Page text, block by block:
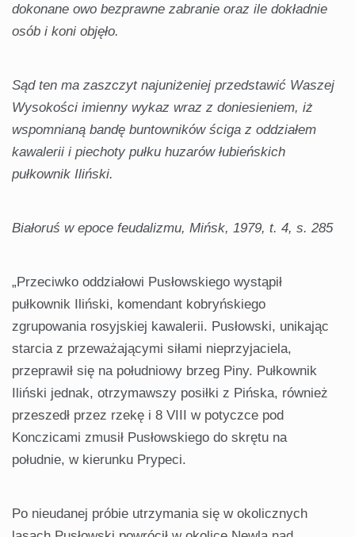
dokonane owo bezprawne zabranie oraz ile dokładnie
osób i koni objęło.
Sąd ten ma zaszczyt najuniżeniej przedstawić Waszej
Wysokości imienny wykaz wraz z doniesieniem, iż
wspomnianą bandę buntowników ściga z oddziałem
kawalerii i piechoty pułku huzarów łubieńskich
pułkownik Iliński.
Białoruś w epoce feudalizmu, Mińsk, 1979, t. 4, s. 285
„Przeciwko oddziałowi Pusłowskiego wystąpił
pułkownik Iliński, komendant kobryńskiego
zgrupowania rosyjskiej kawalerii. Pusłowski, unikając
starcia z przeważającymi siłami nieprzyjaciela,
przeprawił się na południowy brzeg Piny. Pułkownik
Iliński jednak, otrzymawszy posiłki z Pińska, również
przeszedł przez rzekę i 8 VIII w potyczce pod
Konczicami zmusił Pusłowskiego do skrętu na
południe, w kierunku Prypeci.
Po nieudanej próbie utrzymania się w okolicznych